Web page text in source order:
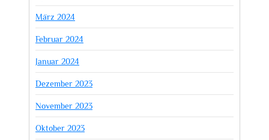
März 2024
Februar 2024
Januar 2024
Dezember 2023
November 2023
Oktober 2023